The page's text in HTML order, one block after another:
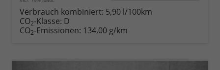
Verbrauch kombiniert: 5,90 l/100km
CO2-Klasse: D
CO2-Emissionen: 134,00 g/km